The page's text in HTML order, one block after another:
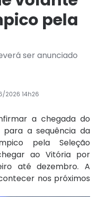
pela
ser anunciado
2026 14h26
a chegada do
para a sequência da
pela Seleção
ao Vitória por
até dezembro. A
nos próximos